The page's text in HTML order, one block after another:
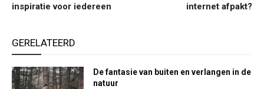
inspiratie voor iedereen
internet afpakt?
GERELATEERD
De fantasie van buiten en verlangen in de
natuur